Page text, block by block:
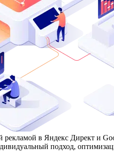
рекламой в Яндекс Директ и
подход,